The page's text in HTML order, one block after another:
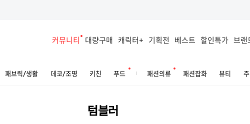
커뮤니티 대량구매 캐릭터+ 기획전 베스트 할인특가 브랜
패브릭/생활 데코/조명 키친 푸드 패션의류 패션잡화 뷰티